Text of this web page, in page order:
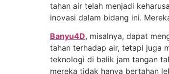
tahan air telah menjadi
inovasi dalam bidang ini.
Banyu4D, misalnya, dapat
tahan terhadap air, tetapi juga
teknologi di balik jam tangan
mereka tidak hanya bertahan